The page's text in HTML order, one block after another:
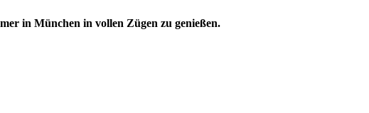
in München in vollen Zügen zu genießen.